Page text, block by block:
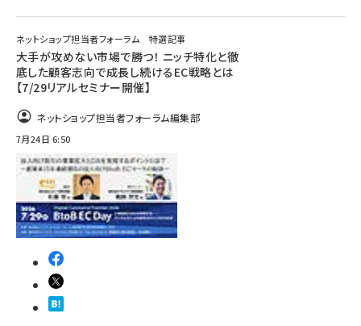
ネットショップ担当者フォーラム 特選記事
大手が攻めない市場で勝つ！ ニッチ特化と徹
底した顧客志向で成長し続けるEC戦略とは
【7/29リアルセミナー開催】
ネットショップ担当者フォーラム編集部
7月24日 6:50